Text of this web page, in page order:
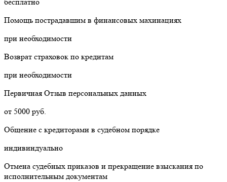
бесплатно
Помощь пострадавшим в финансовых махинациях
при необходимости
Возврат страховок по кредитам
при необходимости
Первичная Отзыв персональных данных
от 5000 руб.
Общение с кредиторами в судебном порядке
индивиндуально
Отмена судебных приказов и прекращение взыскания по
исполнительным документам